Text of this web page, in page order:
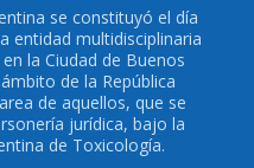
se constituyó el día
entidad multidisciplinaria
la Ciudad de Buenos
de la República
de aquellos, que se
jurídica, bajo la
de Toxicología.